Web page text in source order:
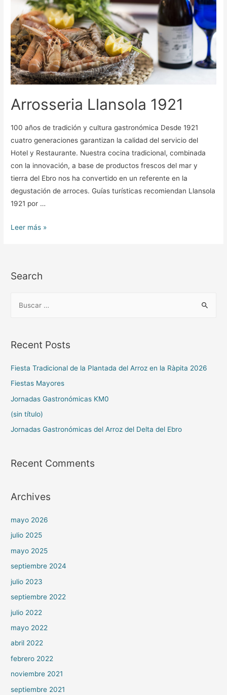
Arrosseria Llansola 1921
100 años de tradición y cultura gastronómica Desde 1921
cuatro generaciones garantizan la calidad del servicio del
Hotel y Restaurante. Nuestra cocina tradicional, combinada
con la innovación, a base de productos frescos del mar y
tierra del Ebro nos ha convertido en un referente en la
degustación de arroces. Guías turísticas recomiendan Llansola
1921 por …
Leer más »
Search
Recent Posts
Fiesta Tradicional de la Plantada del Arroz en la Ràpita 2026
Fiestas Mayores
Jornadas Gastronómicas KM0
(sin título)
Jornadas Gastronómicas del Arroz del Delta del Ebro
Recent Comments
Archives
mayo 2026
julio 2025
mayo 2025
septiembre 2024
julio 2023
septiembre 2022
julio 2022
mayo 2022
abril 2022
febrero 2022
noviembre 2021
septiembre 2021